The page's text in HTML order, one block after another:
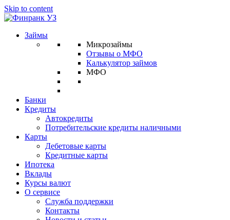
Skip to content
Займы
Микрозаймы
Отзывы о МФО
Калькулятор займов
МФО
Банки
Кредиты
Автокредиты
Потребительские кредиты наличными
Карты
Дебетовые карты
Кредитные карты
Ипотека
Вклады
Курсы валют
О сервисе
Служба поддержки
Контакты